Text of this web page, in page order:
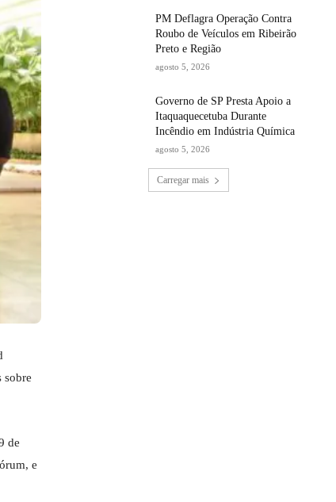
sobre
de
e
PM Deflagra Operação Contra
Roubo de Veículos em Ribeirão
Preto e Região
agosto 5, 2026
Governo de SP Presta Apoio a
Itaquaquecetuba Durante
Incêndio em Indústria Química
agosto 5, 2026
Carregar mais